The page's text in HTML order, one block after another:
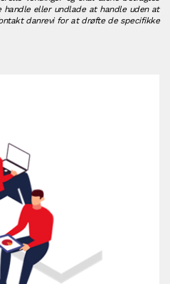
handle eller undlade at handle uden at
danrevi for at drøfte de specifikke